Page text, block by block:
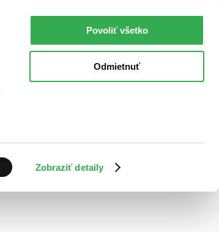
Zobraziť detaily
Povoliť všetko
Odmietnuť